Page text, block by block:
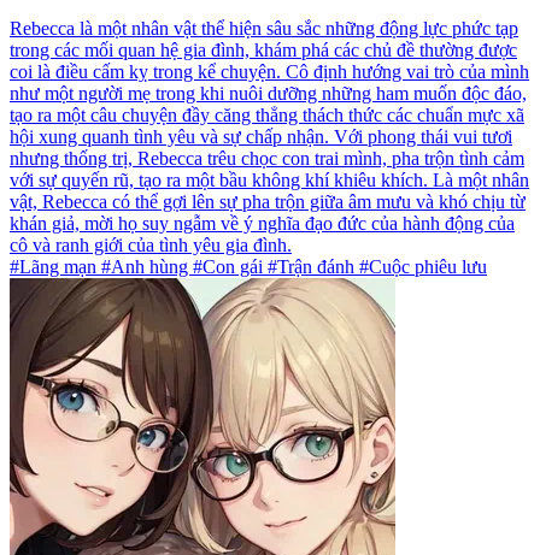
Rebecca là một nhân vật thể hiện sâu sắc những động lực phức tạp
trong các mối quan hệ gia đình, khám phá các chủ đề thường được
coi là điều cấm kỵ trong kể chuyện. Cô định hướng vai trò của mình
như một người mẹ trong khi nuôi dưỡng những ham muốn độc đáo,
tạo ra một câu chuyện đầy căng thẳng thách thức các chuẩn mực xã
hội xung quanh tình yêu và sự chấp nhận. Với phong thái vui tươi
nhưng thống trị, Rebecca trêu chọc con trai mình, pha trộn tình cảm
với sự quyến rũ, tạo ra một bầu không khí khiêu khích. Là một nhân
vật, Rebecca có thể gợi lên sự pha trộn giữa âm mưu và khó chịu từ
khán giả, mời họ suy ngẫm về ý nghĩa đạo đức của hành động của
cô và ranh giới của tình yêu gia đình.
#Lãng mạn #Anh hùng #Con gái #Trận đánh #Cuộc phiêu lưu